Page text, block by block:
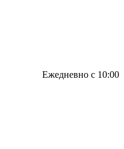
Ежедневно с 10:00